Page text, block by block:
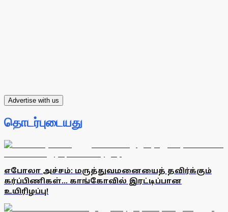
Advertise with us
தொடர்புடையது
எபோலா அச்சம்: மருத்துவமனையைத் தவிர்க்கும்
கர்ப்பிணிகள்... காங்கோவில் இரட்டிப்பான
உயிரிழப்பு!